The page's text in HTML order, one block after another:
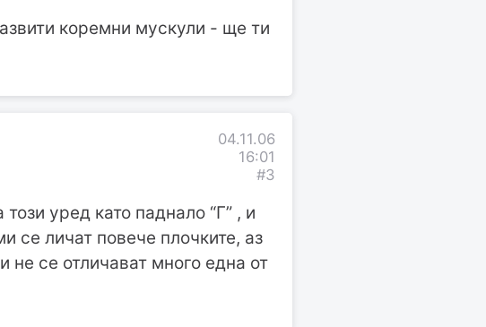
коремни мускули - ще ти
04.11.06
16:01
#3
уред като паднало “Г” , и
се личат повече плочките, аз
не се отличават много една от